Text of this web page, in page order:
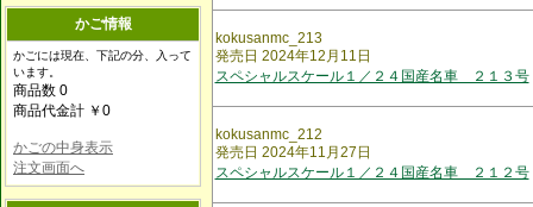
かご情報
かごには現在、下記の分、入って
います。
商品数 0
商品代金計 ￥0
かごの中身表示
注文画面へ
kokusanmc_213
発売日 2024年12月11日
スペシャルスケール１／２４国産名車 ２１３号
kokusanmc_212
発売日 2024年11月27日
スペシャルスケール１／２４国産名車 ２１２号